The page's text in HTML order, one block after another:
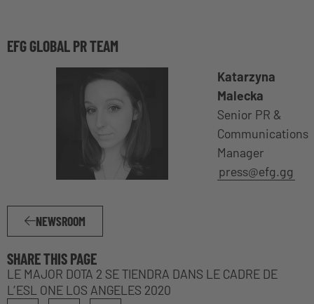
EFG GLOBAL PR TEAM
Katarzyna
Malecka
Senior PR &
Communications
Manager
press@efg.gg
NEWSROOM
SHARE THIS PAGE
LE MAJOR DOTA 2 SE TIENDRA DANS LE CADRE DE
L’ESL ONE LOS ANGELES 2020